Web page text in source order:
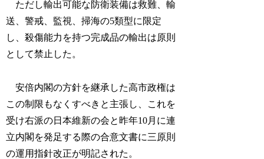
ただし輸出可能な防衛装備は救難、輸
送、警戒、監視、掃海の5類型に限定
し、殺傷能力を持つ完成品の輸出は原則
として禁止した。
安倍内閣の方針を継承した高市政権は
この制限もなくすべきと主張し、これを
受け右派の日本維新の会と昨年10月に連
立内閣を発足する際の合意文書に三原則
の運用指針改正が明記された。